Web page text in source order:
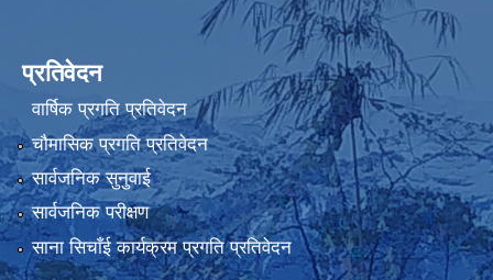
प्रतिवेदन
वार्षिक प्रगति प्रतिवेदन
चौमासिक प्रगति प्रतिवेदन
सार्वजनिक सुनुवाई
सार्वजनिक परीक्षण
साना सिचाँई कार्यक्रम प्रगति प्रतिवेदन